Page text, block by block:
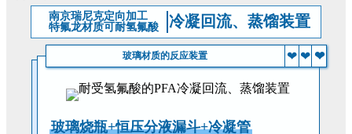
南京瑞尼克定向加工
特氟龙材质可耐氢氟酸
冷凝回流、蒸馏装置
玻璃材质的反应装置 ❤ ❤ ❤
玻璃烧瓶+恒压分液漏斗+冷凝管